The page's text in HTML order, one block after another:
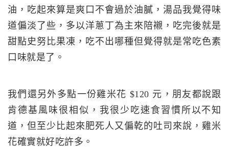
油，吃起來算是爽口不會過於油膩，湯品我覺得味
道偏淡了些，多以洋蔥丁為主來陪襯，吃完後就是
甜點史努比果凍，吃不出哪種但覺得就是常吃色素
口味就是了。
我們還另外多點一份雞米花 $120 元，朋友都說跟
肯德基風味很相似，我很少吃速食習慣所以不知
道，但至少比起來肥死人又偏乾的吐司來說，雞米
花確實就好吃許多。